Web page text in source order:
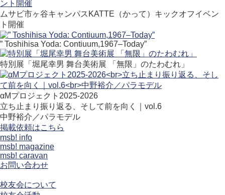
ムサビ市ヶ谷キャンパスKATTE（かって）キックオフイベン
ト開催
” Toshihisa Yoda: Contiuum,1967–Today”
特別展「堀尾幸男 舞台美術展 「無限」のたわむれ」
αMプロジェクト2025-2026
立ち止まり振り返る、そして前を向く｜vol.6
中野裕介／パラモデル
掲載依頼はこちら
msb! info
msb! magazine
msb! caravan
お問い合わせ
校友会について